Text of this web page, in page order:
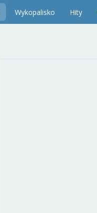
Wykopalisko Hity